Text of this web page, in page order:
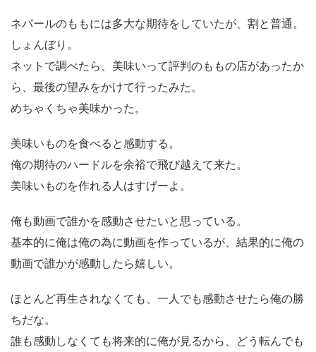
ネパールのももには多大な期待をしていたが、割と普通。
しょんぼり。
ネットで調べたら、美味いって評判のももの店があったか
ら、最後の望みをかけて行ったみた。
めちゃくちゃ美味かった。
美味いものを食べると感動する。
俺の期待のハードルを余裕で飛び越えて来た。
美味いものを作れる人はすげーよ。
俺も動画で誰かを感動させたいと思っている。
基本的に俺は俺の為に動画を作っているが、結果的に俺の
動画で誰かが感動したら嬉しい。
ほとんど再生されなくても、一人でも感動させたら俺の勝
ちだな。
誰も感動しなくても将来的に俺が見るから、どう転んでも